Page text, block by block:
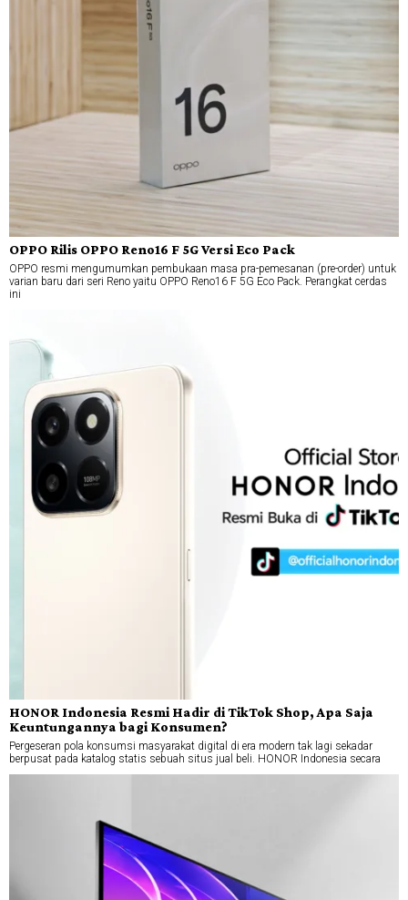
OPPO Rilis OPPO Reno16 F 5G Versi Eco Pack
OPPO resmi mengumumkan pembukaan masa pra-pemesanan (pre-order) untuk
varian baru dari seri Reno yaitu OPPO Reno16 F 5G Eco Pack. Perangkat cerdas
ini
HONOR Indonesia Resmi Hadir di TikTok Shop, Apa Saja
Keuntungannya bagi Konsumen?
Pergeseran pola konsumsi masyarakat digital di era modern tak lagi sekadar
berpusat pada katalog statis sebuah situs jual beli. HONOR Indonesia secara